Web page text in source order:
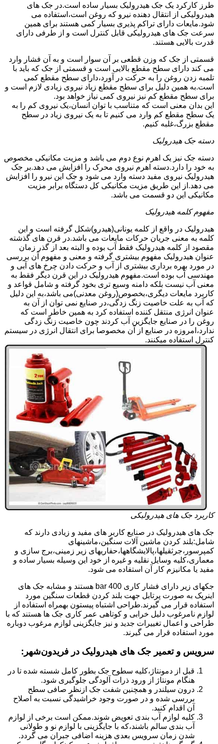
طرز کارکرد یک جک هیدرولیک بسیار ساده است.در جک های
هیدرولیکی از انتقال دهنده نیرو که روغن است،استفاده می
شود.مایعات دارای تراکم پذیری بسیار کمی هستند برای همین
سرعت جک های هیدرولیکی قابل کنترل است و از طرفی دارای
قدرت بالایی هستند.
قسمتی از جک که وزن قطعی بر آن سوار است و به آن فشار وارد
می کند دارای سطح مقطع بالایی است و قسمتی از جک که باید با
تلمبه زدن روغن را به حرکت در آورد،دارای سطح مقطع کمی
است.به همین دلیل برای سطح مقطع زیاد نیروی زیادی لازم است و
برای سطح مقطع کم نیز نیروی کمی نیاز خواهد بود.
این بدان معنی است که متناسب با توان انسان،یک نیروی کم را به
یک سطح مقطع کم وارد می کنیم تا به یک نیروی زیاد در سطح
مقطع بزرگ،غلبه کنیم.
دسته جک هیدرولیک
دسته جک نیز یک اهرم نوع دوم می باشد و مزیت مکانیکی مخصوص
به خود را دارد.دسته اهرم نیروی محرک را افزایش می دهد.بر جک
هیدرولیک نیروی مفید دسته وارد می شود و جک این نیرو را افزایش
می دهد.از این طریق مزیت مکانیکی کل دستگاه برابر مزیت
مکانیکی این دو قسمت می باشد.
مفهوم کلمه هیدرولیک
هیدرولیک در واقع از کلمه یونانی(هیدرو)شکل گرفته است و این
کلمه به معنی جریان حرکات مایعات می باشد.در قرن های گذشته
مقصود از کلمه هیدرولیک فقط آب بوده و البته بعد از گذر زمان
عنوان هیدرولیک مفهوم بیشتری گرفته و معنی و مفهوم آن بررسی
در مورد بهره برداری بیشتری از آب و حرکت دادن چرخ های آبی و
مهندسی آب بوده است.مفهوم هیدرولیک در این قرن دیگر فقط به
معنی آب نیست بلکه دامنه وسیع تری بخود گرفته و شامل قواعد و
کاربرد مایعات دیگری،بخصوص(روغن معدنی)می باشد،به این دلیل
که آب به علت خاصیت زنگ زدگی،در صنایع نمی توان از آن به
عنوان انرژی منتقل کننده استفاده کرد به همین خاطر است که
روغن را در صنایع جایگزین آب کردند چون خاصیت زنگ زدگی
ندارد،امروزه در صنایع از آن مخصوصا برای انتقال انرژی در سیستم
کنترل استفاده میکنند.
کاربرد جک های هیدرولیکی
جک های هیدرولیک در صنایع کاربر های مفید و زیادی دارند که
شامل:بلند کردن ماشین آلات سنگین،ماشینهای
کمپرسور،جرثقیلها،پالایشگاهها،حفاریهای زیر زمینی،برج سازی و
معماری،کلیه وسایل نقلیه و غیره از خود این وسیله بسیار ساده و
مفید یا مکانیزم کار آن استفاده می شود.
جکهای زیر دارای فشار کاری 400 bar هستند و مشابه جک های
اینرپک به صورت پرتابل جهت بلند کردن قطعات سنگین مورد
استفاده قرار می گیرند.طراحی اشتباه پیستون بهمراه استفاده از
لوازم نامرغوب دلیل خرابی و کوتاهی عمر کاری جک ها هستند که با
طراحی و اعمال تغییرات جدید و نیز جایگزینی لوازم مرغوب دوباره
مورد استفاده قرار می گیرند.
سرویس و تعمیر جک های هیدرولیک در فریدون‌شهر :
قبل از دمونتاژ،کلیه سطوح جک بطور کامل شسته شده تا در
هنگام مونتاژ از ورود ذرات آلودگی جلوگیری شود.
درون سیلندر و همچنین شفت جک ازنظر صافی سطح
بررسی شده و در صورت وجود خراشیدگی نسبت به اصلاح
آن اقدام کنید.
کلیه لوازم آب بندی تعویض شوند.ممکن است برخی از لوازم
آب بندی سالم باشند،که با جایگزینی با لوازم نو و طولانی
شدن زمان سرویس بعدی هزینه اضافی جبران می گردد.